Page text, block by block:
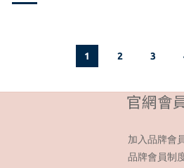
特別是 Noodle & Boo 寶寶軟綿綿乳
超愛它清爽又滋潤的保濕效果💧
1 2 3
官網會
加入品牌會
品牌會員制